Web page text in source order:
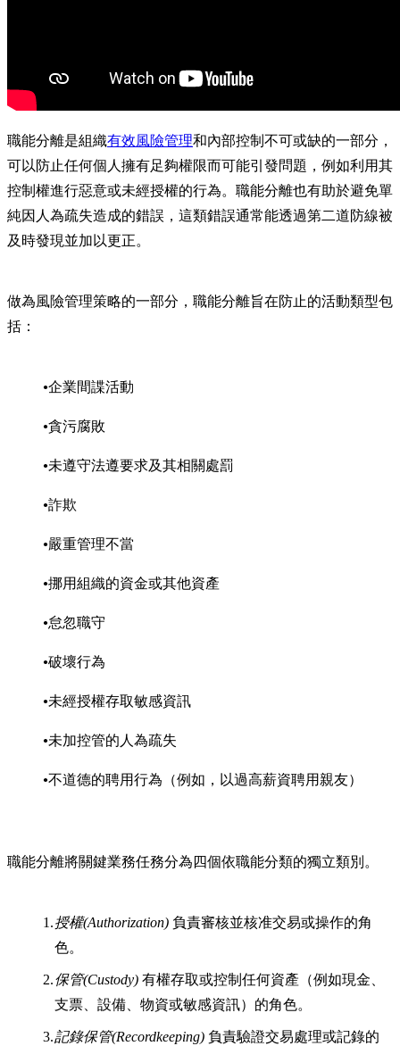
職能分離是組織有效風險管理和內部控制不可或缺的一部分，
可以防止任何個人擁有足夠權限而可能引發問題，例如利用其
控制權進行惡意或未經授權的行為。職能分離也有助於避免單
純因人為疏失造成的錯誤，這類錯誤通常能透過第二道防線被
及時發現並加以更正。
做為風險管理策略的一部分，職能分離旨在防止的活動類型包
括：
企業間諜活動
貪污腐敗
未遵守法遵要求及其相關處罰
詐欺
嚴重管理不當
挪用組織的資金或其他資產
怠忽職守
破壞行為
未經授權存取敏感資訊
未加控管的人為疏失
不道德的聘用行為（例如，以過高薪資聘用親友）
職能分離將關鍵業務任務分為四個依職能分類的獨立類別。
授權(Authorization) 負責審核並核准交易或操作的角
色。
保管(Custody) 有權存取或控制任何資產（例如現金、
支票、設備、物資或敏感資訊）的角色。
記錄保管(Recordkeeping) 負責驗證交易處理或記錄的